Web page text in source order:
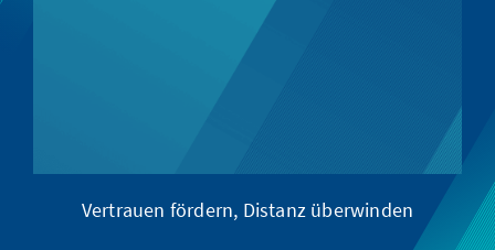
Vertrauen fördern, Distanz überwinden